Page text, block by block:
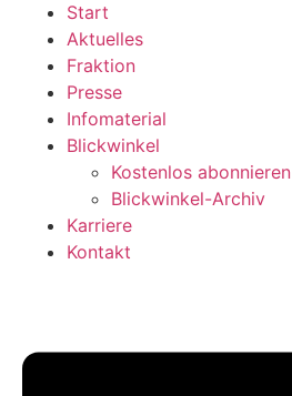
Start
Aktuelles
Fraktion
Presse
Infomaterial
Blickwinkel
Kostenlos abonnieren
Blickwinkel-Archiv
Karriere
Kontakt